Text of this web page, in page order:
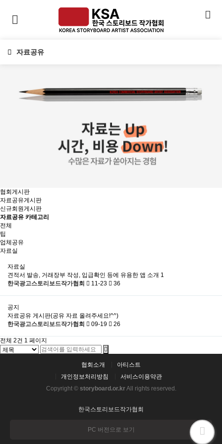
자료공유
협회게시판
자료공유게시판
신규회원게시판
자료공유 카테고리
전체
팁
업체공유
자료실
자료실
견적서 발송, 거래장부 작성, 입급확인 등에 유용한 앱 소개 1
한국광고스토리보드작가협회
11-23 36
공지
자료공유 게시판(공유 자료 올려주세요!^^)
한국광고스토리보드작가협회
09-19 26
전체 2건 1 페이지
협회소개
아티스트
개인정보처리방침
서비스이용약관
Copyright © storyboard.or.krAll rights reserved.
한국스토리보드작가협회
PC 버전으로 보기